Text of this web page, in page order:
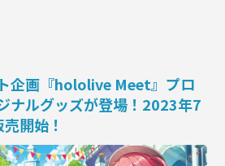
企画『hololive Meet』プロ
ナルグッズが登場！2023年7
開始！